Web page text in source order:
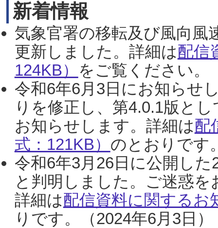
新着情報
気象官署の移転及び風向風
更新しました。詳細は配信
124KB） をご覧ください。
令和6年6月3日にお知らせ
りを修正し、第4.0.1版と
お知らせします。詳細は配
式：121KB） のとおりです
令和6年3月26日に公開し
と判明しました。ご迷惑
詳細は配信資料に関するお
りです。（2024年6月3日）